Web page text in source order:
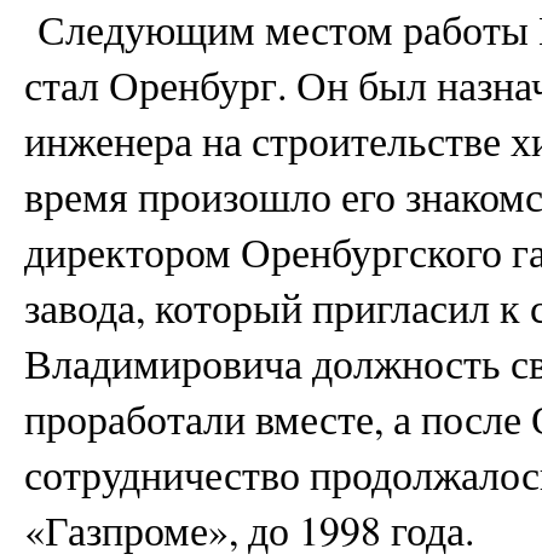
Следующим местом работы
стал Оренбург. Он был
инженера на строительстве
время произошло его
директором Оренбургского
завода, который пригласил к
Владимировича должность
проработали вместе, а
сотрудничество
«Газпроме», до 1998 года.